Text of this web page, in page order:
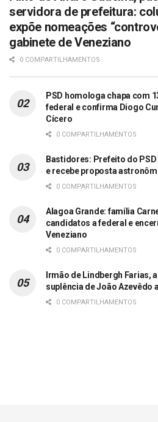
servidora de prefeitura:
expõe nomeações
gabinete de Veneziano
0 COMPARTILHAMENTOS
PSD homologa chapa com
federal e confirma Diogo
Cícero
0 COMPARTILHAMENTOS
Bastidores: Prefeito do
e recebe proposta
0 COMPARTILHAMENTOS
Alagoa Grande: família
candidatos a federal e
Veneziano
0 COMPARTILHAMENTOS
Irmão de Lindbergh Farias,
suplência de João Azevêdo
0 COMPARTILHAMENTOS